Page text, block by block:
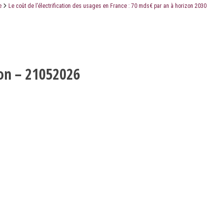
Le coût de l’électrification des usages en France : 70 mds€ par an à horizon 2030
– 21052026